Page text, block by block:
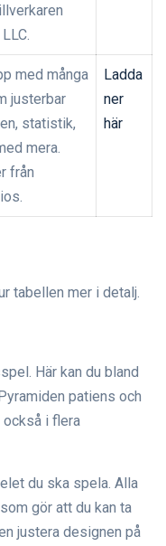
med många
justerbar
statistik,
mera.
från
Ladda
ner
här
tabellen mer i detalj.
Här kan du bland
patiens och
också i flera
du ska spela. Alla
gör att du kan ta
justera designen på